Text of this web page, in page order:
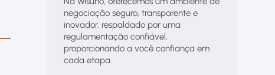
negociação seguro, transparente e
inovador, respaldado por uma
regulamentação confiável,
proporcionando a você confiança em
cada etapa.